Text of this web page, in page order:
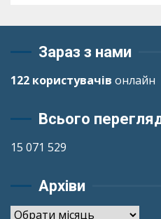
Зараз з нами
122 користувачів онлайн
Всього
15 071 529
Архіви
Архіви